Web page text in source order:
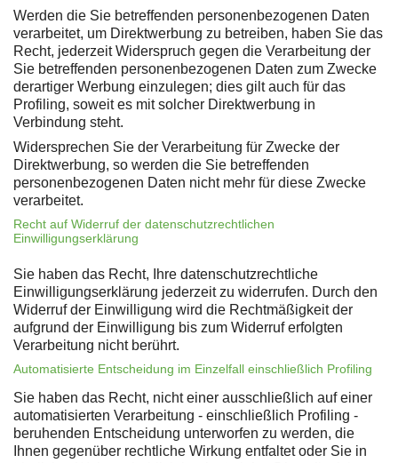
Werden die Sie betreffenden personenbezogenen Daten
verarbeitet, um Direktwerbung zu betreiben, haben Sie das
Recht, jederzeit Widerspruch gegen die Verarbeitung der
Sie betreffenden personenbezogenen Daten zum Zwecke
derartiger Werbung einzulegen; dies gilt auch für das
Profiling, soweit es mit solcher Direktwerbung in
Verbindung steht.
Widersprechen Sie der Verarbeitung für Zwecke der
Direktwerbung, so werden die Sie betreffenden
personenbezogenen Daten nicht mehr für diese Zwecke
verarbeitet.
Recht auf Widerruf der datenschutzrechtlichen
Einwilligungserklärung
Sie haben das Recht, Ihre datenschutzrechtliche
Einwilligungserklärung jederzeit zu widerrufen. Durch den
Widerruf der Einwilligung wird die Rechtmäßigkeit der
aufgrund der Einwilligung bis zum Widerruf erfolgten
Verarbeitung nicht berührt.
Automatisierte Entscheidung im Einzelfall einschließlich Profiling
Sie haben das Recht, nicht einer ausschließlich auf einer
automatisierten Verarbeitung - einschließlich Profiling -
beruhenden Entscheidung unterworfen zu werden, die
Ihnen gegenüber rechtliche Wirkung entfaltet oder Sie in